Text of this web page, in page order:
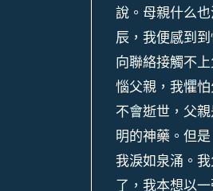
說。母親什么
辰，我便感到
向聯絡接觸不
惱父親，我懼
不會逝世，父
明的神藥。但
我淚如泉涌。
了，我本想以